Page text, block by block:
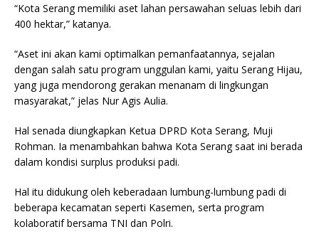
“Kota Serang memiliki aset lahan persawahan seluas lebih dari
400 hektar,” katanya.
“Aset ini akan kami optimalkan pemanfaatannya, sejalan
dengan salah satu program unggulan kami, yaitu Serang Hijau,
yang juga mendorong gerakan menanam di lingkungan
masyarakat,” jelas Nur Agis Aulia.
Hal senada diungkapkan Ketua DPRD Kota Serang, Muji
Rohman. Ia menambahkan bahwa Kota Serang saat ini berada
dalam kondisi surplus produksi padi.
Hal itu didukung oleh keberadaan lumbung-lumbung padi di
beberapa kecamatan seperti Kasemen, serta program
kolaboratif bersama TNI dan Polri.